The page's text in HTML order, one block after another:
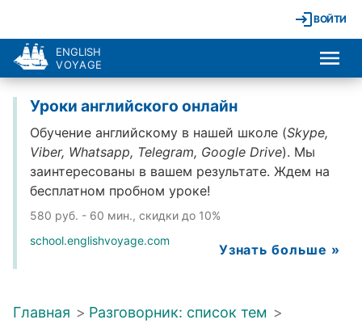
ВОЙТИ
ENGLISH
VOYAGE
Уроки английского онлайн
Обучение английскому в нашей школе (Skype,
Viber, Whatsapp, Telegram, Google Drive). Мы
заинтересованы в вашем результате. Ждем на
бесплатном пробном уроке!
580 руб. - 60 мин., скидки до 10%
school.englishvoyage.com
Узнать больше »
Главная > Разговорник: список тем >